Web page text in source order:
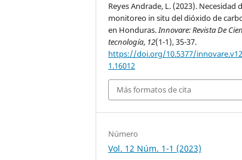
Reyes Andrade, L. (2023). Necesidad
monitoreo in situ del dióxido de
en Honduras.Innovare: Revista De
tecnología, 12(1-1), 35-37.
https://doi.org/10.5377/
1.16012
Más formatos de cita
Número
Vol. 12 Núm. 1-1 (2023)